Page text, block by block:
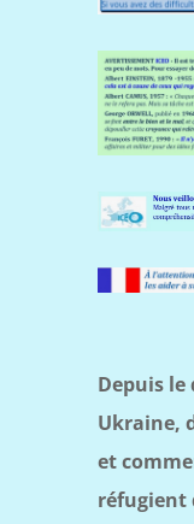
Depuis
Ukraine,
et
réfugient